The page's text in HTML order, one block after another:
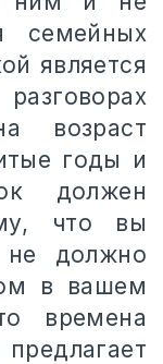
семейных
является
возраст
годы и
должен
что вы
не должно
в вашем
времена